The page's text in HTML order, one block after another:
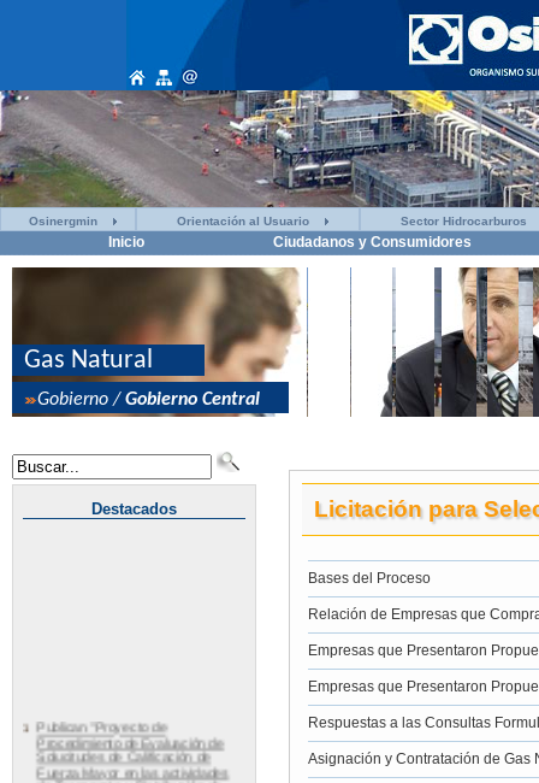
Osinergmin Orientación al Usuario Sector Hidrocarburos
Inicio Ciudadanos y Consumidores